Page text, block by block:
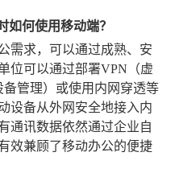
何使用移动端？
需求，可以通过成熟、安
位可以通过部署VPN（虚
管理）或使用内网穿透等
设备从外网安全地接入内
通讯数据依然通过企业自
效兼顾了移动办公的便捷